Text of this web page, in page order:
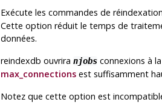
Exécute les commandes de
Cette option réduit le temps de
données.
reindexdb ouvrira njobsconnexions à
max_connectionsest suffisamment
Notez que cette option est